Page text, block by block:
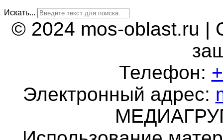
Искать...
© 2024 mos-oblast.ru |
Телефон:
Электронный адрес: